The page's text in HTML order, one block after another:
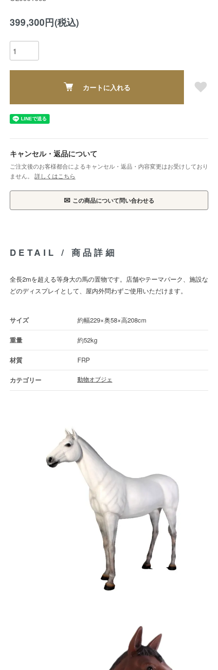
399,300円(税込)
カートに入れる
キャンセル・返品について
ご注文後のお客様都合によるキャンセル・返品・内容変更はお受けしており
ません。 詳しくはこちら
✉ この商品について問い合わせる
DETAIL / 商品詳細
全長2mを超える等身大の馬の置物です。店舗やテーマパーク、施設な
どのディスプレイとして、屋内外問わずご使用いただけます。
約幅229×奥58×高208cm
約52kg
FRP
動物オブジェ